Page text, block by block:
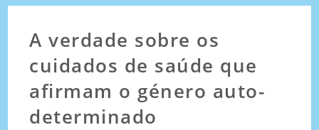
A verdade sobre os
cuidados de saúde que
afirmam o género auto-
determinado